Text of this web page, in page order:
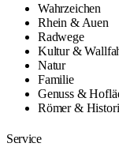
Wahrzeichen
Rhein & Auen
Radwege
Kultur &
Natur
Familie
Genuss &
Römer &
Service